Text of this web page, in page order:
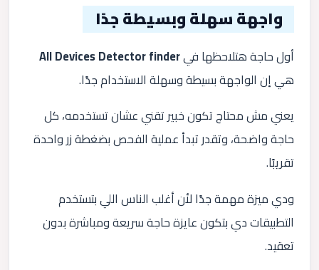
واجهة سهلة وبسيطة جدًا
أول حاجة هتلاحظها فيAll Devices Detector finder
هي إن الواجهة بسيطة وسهلة الاستخدام جدًا.
يعني مش محتاج تكون خبير تقني عشان تستخدمه، كل
حاجة واضحة، وتقدر تبدأ عملية الفحص بضغطة زر واحدة
تقريبًا.
ودي ميزة مهمة جدًا لأن أغلب الناس اللي بتستخدم
التطبيقات دي بتكون عايزة حاجة سريعة ومباشرة بدون
تعقيد.